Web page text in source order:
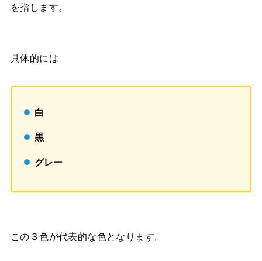
を指します。
具体的には
白
黒
グレー
この３色が代表的な色となります。